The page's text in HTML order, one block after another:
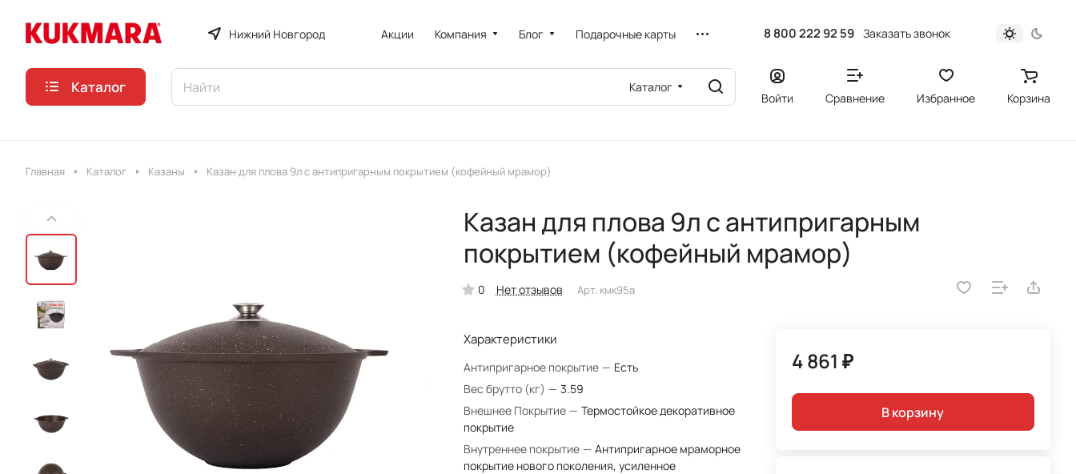
Нижний Новгород Акции Компания Блог Подарочные карты 8 800 222 92 59 Заказать звонок
Каталог Каталог
Войти Сравнение Избранное Корзина
Главная Каталог Казаны Казан для плова 9л c антипригарным покрытием (кофейный мрамор)
Казан для плова 9л c антипригарным
покрытием (кофейный мрамор)
0 Нет отзывов Арт. кмк95а
Характеристики
Антипригарное покрытие — Есть
Вес брутто (кг) — 3.59
Внешнее Покрытие — Термостойкое декоративное
покрытие
Внутреннее покрытие — Антипригарное мраморное
покрытие нового поколения, усиленное
4 861 ₽
В корзину